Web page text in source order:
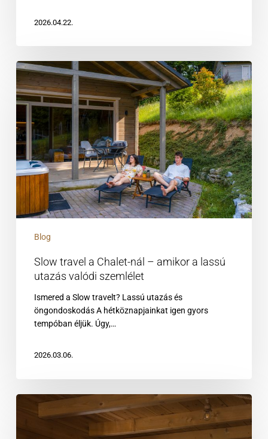
2026.04.22.
Slow
travel
a
Chalet-
nál
–
amikor
a
lassú
utazás
valódi
szemlélet
Blog
Slow travel a Chalet-nál – amikor a lassú
utazás valódi szemlélet
Ismered a Slow travelt? Lassú utazás és
öngondoskodás A hétköznapjainkat igen gyors
tempóban éljük. Úgy,…
2026.03.06.
érezni